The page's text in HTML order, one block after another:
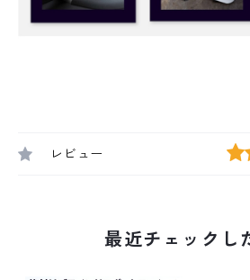
レビュー
最近チェックし